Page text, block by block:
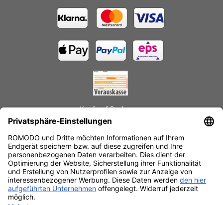
Kauf auf Rechnung
Schnelle Lieferzeiten
Käuferschutz
Datenschutz
SSL-Verschlüsselung